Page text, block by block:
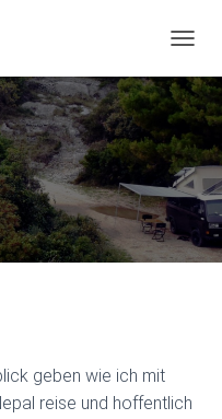
A
V
I
G
A
T
I
N
U
T
geben wie ich mit
reise und hoffentlich